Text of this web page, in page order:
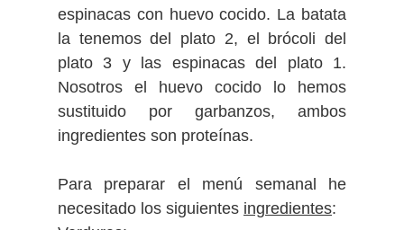
espinacas con huevo cocido. La batata
la tenemos del plato 2, el brócoli del
plato 3 y las espinacas del plato 1.
Nosotros el huevo cocido lo hemos
sustituido por garbanzos, ambos
ingredientes son proteínas.
Para preparar el menú semanal he
necesitado los siguientes ingredientes: